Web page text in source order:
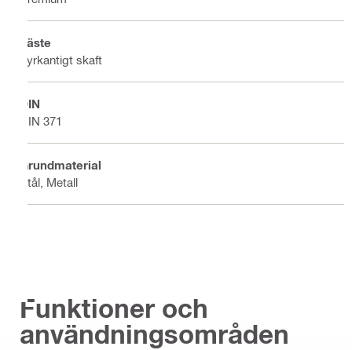
Fäste
Fyrkantigt skaft
DIN
DIN 371
Grundmaterial
Stål, Metall
Funktioner och
användningsområden